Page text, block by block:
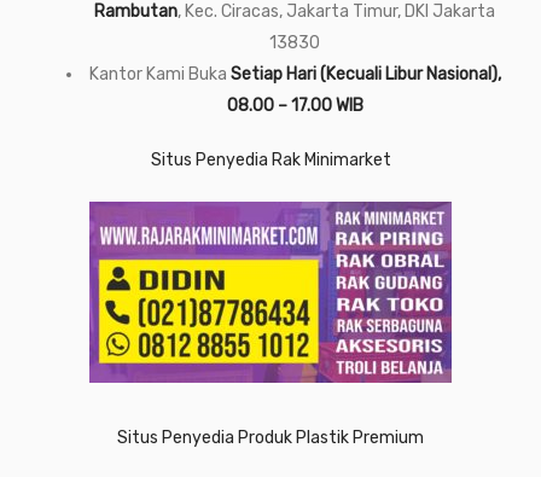
Rambutan, Kec. Ciracas, Jakarta Timur, DKI Jakarta
13830
Kantor Kami Buka Setiap Hari (Kecuali Libur Nasional),
08.00 – 17.00 WIB
Situs Penyedia Rak Minimarket
Situs Penyedia Produk Plastik Premium